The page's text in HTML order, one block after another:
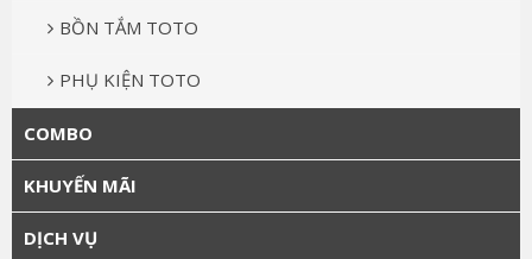
BỒN TẮM TOTO
PHỤ KIỆN TOTO
COMBO
KHUYẾN MÃI
DỊCH VỤ